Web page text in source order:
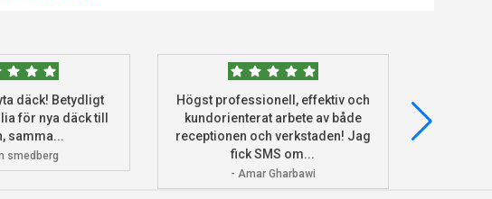
däck! Betydligt
för nya däck till
samma...
smedberg
Högst professionell, effektiv och
kundorienterat arbete av både
receptionen och verkstaden! Jag
fick SMS om...
- Amar Gharbawi
deras